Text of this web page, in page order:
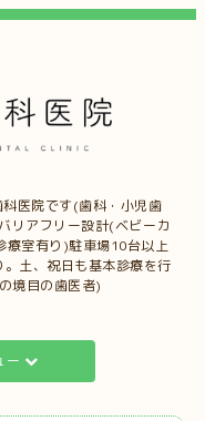
医院です(歯科・小児歯
リアフリー設計(ベビーカ
療室有り)駐車場10台以上
土、祝日も基本診療を行
境目の歯医者)
ー